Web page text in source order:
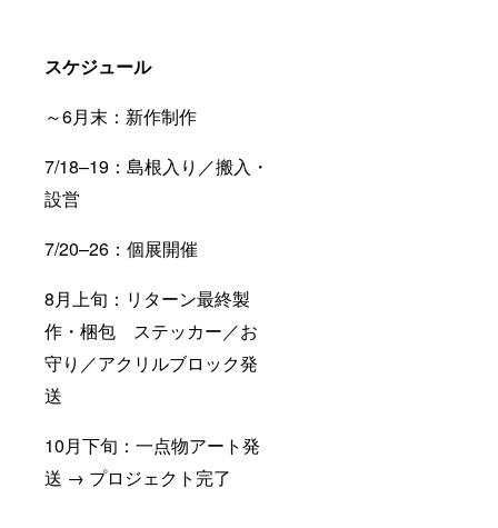
スケジュール
～6月末：新作制作
7/18–19：島根入り／搬入・
設営
7/20–26：個展開催
8月上旬：リターン最終製
作・梱包 ステッカー／お
守り／アクリルブロック発
送
10月下旬：一点物アート発
送 → プロジェクト完了